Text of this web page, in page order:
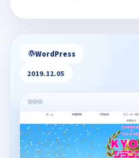
WordPress
2019.12.05